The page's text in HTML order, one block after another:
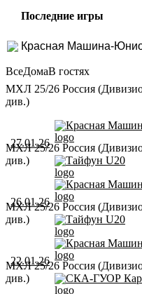
Последние игры
Красная Машина-
ВсеДомаВ гостях
МХЛ 25/26 Россия
див.)
27.01.26
Красная
Тайфун U20
МХЛ 25/26 Россия
див.)
26.01.26
Красная
Тайфун U20
МХЛ 25/26 Россия
див.)
22.01.26
Красная
СКА-ГУОР
МХЛ 25/26 Россия
див.)